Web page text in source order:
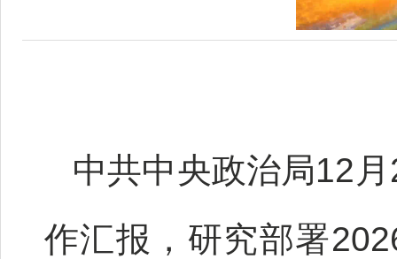
中共中央政治局12
作汇报，研究部署